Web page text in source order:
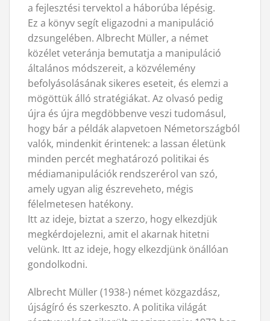
a fejlesztési tervektol a háborúba lépésig.
Ez a könyv segít eligazodni a manipuláció
dzsungelében. Albrecht Müller, a német
közélet veteránja bemutatja a manipuláció
általános módszereit, a közvélemény
befolyásolásának sikeres eseteit, és elemzi a
mögöttük álló stratégiákat. Az olvasó pedig
újra és újra megdöbbenve veszi tudomásul,
hogy bár a példák alapvetoen Németországból
valók, mindenkit érintenek: a lassan életünk
minden percét meghatározó politikai és
médiamanipulációk rendszerérol van szó,
amely ugyan alig észreveheto, mégis
félelmetesen hatékony.
Itt az ideje, biztat a szerzo, hogy elkezdjük
megkérdojelezni, amit el akarnak hitetni
velünk. Itt az ideje, hogy elkezdjünk önállóan
gondolkodni.
Albrecht Müller (1938-) német közgazdász,
újságíró és szerkeszto. A politika világát